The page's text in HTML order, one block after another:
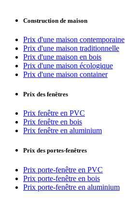
Construction de maison
Prix d'une maison contemporaine
Prix d'une maison traditionnelle
Prix d'une maison en bois
Prix d'une maison écologique
Prix d'une maison container
Prix des fenêtres
Prix fenêtre en PVC
Prix fenêtre en bois
Prix fenêtre en aluminium
Prix des portes-fenêtres
Prix porte-fenêtre en PVC
Prix porte-fenêtre en bois
Prix porte-fenêtre en aluminium